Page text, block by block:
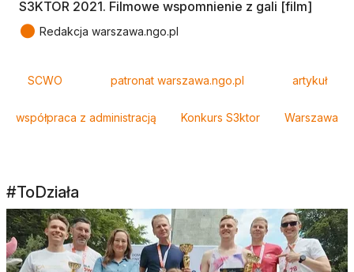
S3KTOR 2021. Filmowe wspomnienie z gali [film]
● Redakcja warszawa.ngo.pl
SCWO patronat warszawa.ngo.pl artykuł
współpraca z administracją Konkurs S3ktor Warszawa
#ToDziała